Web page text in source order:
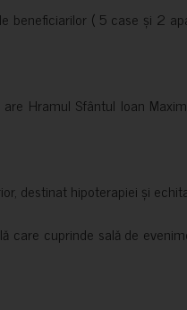
beneficiarilor ( 5 case și 2
Hramul Sfântul Ioan
destinat hipoterapiei și
care cuprinde sală de